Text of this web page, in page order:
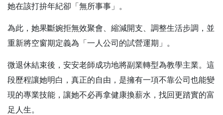
她在該打拚年紀卻「無所事事」。
為此，她果斷婉拒無效聚會、縮減開支、調整生活步調，並
重新將空窗期定義為「一人公司的試營運期」。
微退休結束後，安安老師成功地將副業轉型為教學主業。這
段歷程讓她明白，真正的自由，是擁有一項不靠公司也能變
現的專業技能，讓她不必再拿健康換薪水，找回更踏實的富
足人生。